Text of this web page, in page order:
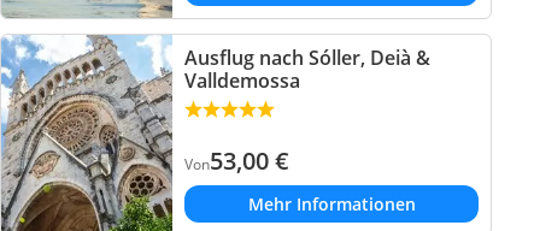
Ausflug nach Sóller, Deià &
Valldemossa
Von53,00€
Mehr Informationen